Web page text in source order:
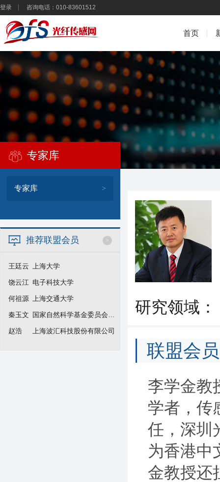
登录 咨询电话：010-83601512
首页
专家库
>
专家库
>
推荐联盟会员
王廷云 上海大学
饶云江 电子科技大学
何祖源 上海交通大学
秦玉文 国家自然科学基金委员会信息学部
赵浩 上海波汇科技股份有限公司
研究领域：
联盟会
李学金教
学者，传
任，深圳
为香港中
金教授还